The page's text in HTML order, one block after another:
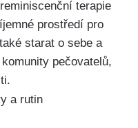
terapie
prostředí pro
starat o sebe a
pečovatelů,